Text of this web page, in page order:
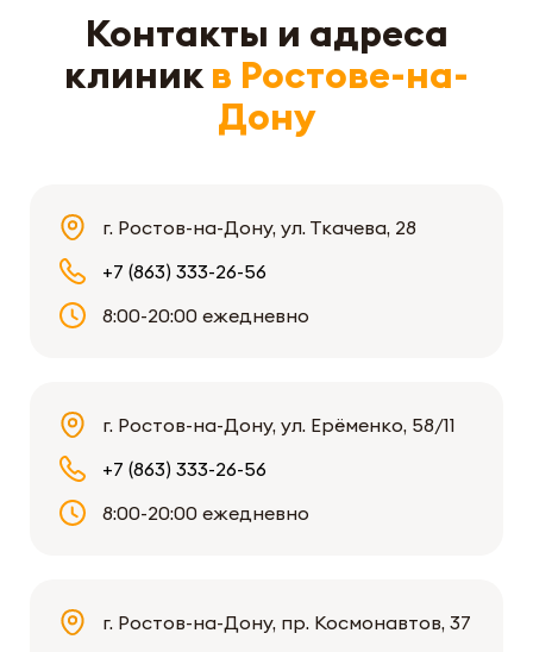
Контакты и адреса
клиникв Ростове-на-
Дону
г. Ростов-на-Дону, ул. Ткачева, 28
+7 (863) 333-26-56
8:00-20:00 ежедневно
г. Ростов-на-Дону, ул. Ерёменко, 58/11
+7 (863) 333-26-56
8:00-20:00 ежедневно
г. Ростов-на-Дону, пр. Космонавтов, 37